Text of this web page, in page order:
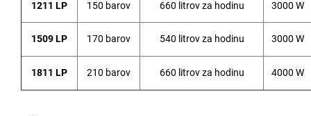
1211 LP 150 barov 660 litrov za hodinu 3000 W
1509 LP 170 barov 540 litrov za hodinu 3000 W
1811 LP 210 barov 660 litrov za hodinu 4000 W